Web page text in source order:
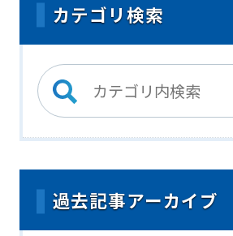
カテゴリ検索
過去記事アーカイブ